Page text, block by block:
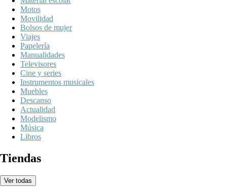
Motos
Movilidad
Bolsos de mujer
Viajes
Papelería
Manualidades
Televisores
Cine y series
Instrumentos musicales
Muebles
Descanso
Actualidad
Modelismo
Música
Libros
Tiendas
Ver todas